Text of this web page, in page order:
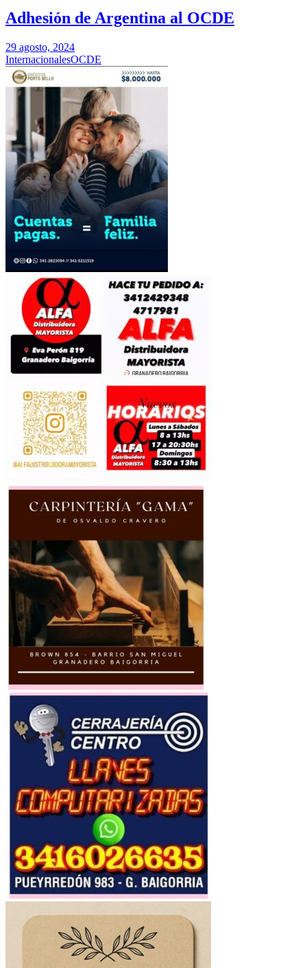
Adhesión de Argentina al OCDE
29 agosto, 2024
InternacionalesOCDE